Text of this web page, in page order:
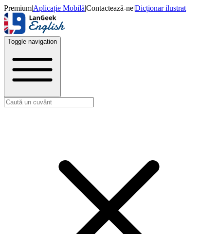
Premium|Aplicație Mobilă|Contactează-ne|Dicționar ilustrat
Toggle navigation